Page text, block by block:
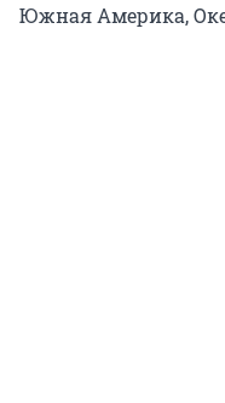
Южная Америка,